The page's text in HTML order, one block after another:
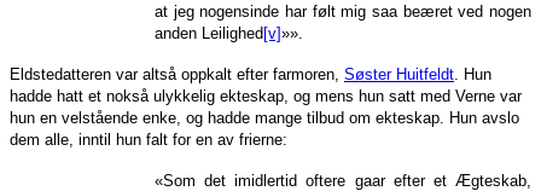
at jeg nogensinde har følt mig saa beæret ved nogen
anden Leilighed [v]»».
Eldstedatteren var altså oppkalt efter farmoren, Søster Huitfeldt . Hun
hadde hatt et nokså ulykkelig ekteskap, og mens hun satt med Verne var
hun en velstående enke, og hadde mange tilbud om ekteskap. Hun avslo
dem alle, inntil hun falt for en av frierne:
«Som det imidlertid oftere gaar efter et Ægteskab,